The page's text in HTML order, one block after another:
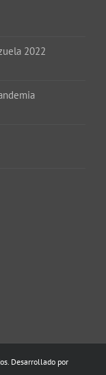
2022
Desarrollado por